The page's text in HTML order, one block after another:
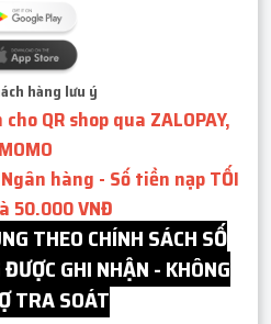
hàng lưu ý
QR shop qua ZALOPAY,
MOMO
hàng - Số tiền nạp TỐI
50.000 VNĐ
THEO CHÍNH SÁCH SỐ
GHI NHẬN - KHÔNG
TRA SOÁT